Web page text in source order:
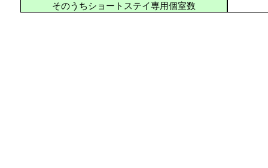
そのうちショートステイ専用個室数